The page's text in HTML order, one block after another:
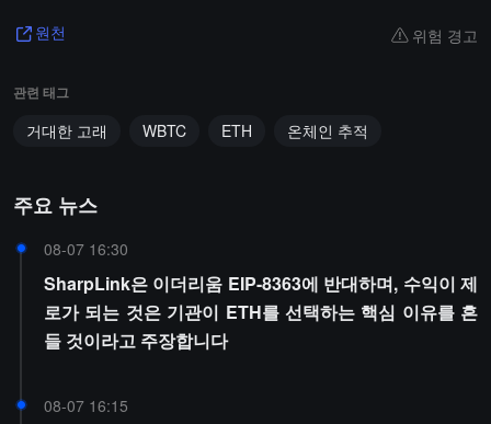
원천 위험 경고
관련 태그
거대한 고래 WBTC ETH 온체인 추적
주요 뉴스
08-07 16:30
SharpLink은 이더리움 EIP-8363에 반대하며, 수익이 제
로가 되는 것은 기관이 ETH를 선택하는 핵심 이유를 흔
들 것이라고 주장합니다
08-07 16:15